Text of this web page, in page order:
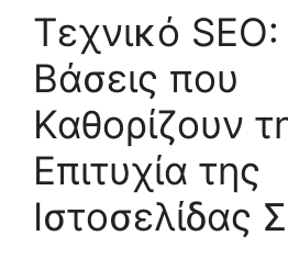
Τεχνικό SEO:
Βάσεις που
Καθορίζουν
Επιτυχία της
Ιστοσελίδας